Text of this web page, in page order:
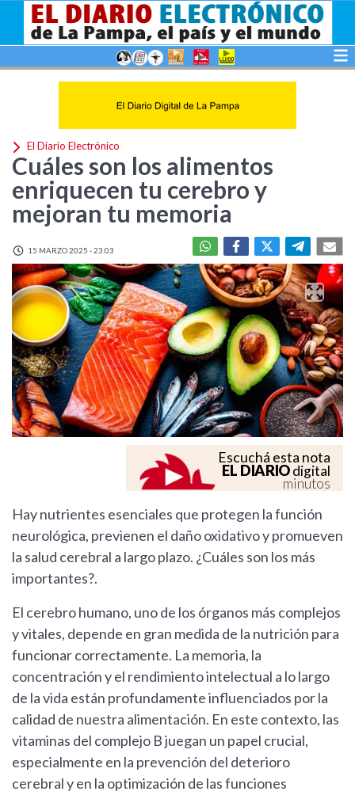
El Diario Electrónico
Cuáles son los alimentos
enriquecen tu cerebro y
mejoran tu memoria
15 MARZO 2025 - 23:03
Escuchá esta nota
EL DIARIOdigital
minutos
Hay nutrientes esenciales que protegen la función
neurológica, previenen el daño oxidativo y promueven
la salud cerebral a largo plazo. ¿Cuáles son los más
importantes?.
El cerebro humano, uno de los órganos más complejos
y vitales, depende en gran medida de la nutrición para
funcionar correctamente. La memoria, la
concentración y el rendimiento intelectual a lo largo
de la vida están profundamente influenciados por la
calidad de nuestra alimentación. En este contexto, las
vitaminas del complejo B juegan un papel crucial,
especialmente en la prevención del deterioro
cerebral y en la optimización de las funciones